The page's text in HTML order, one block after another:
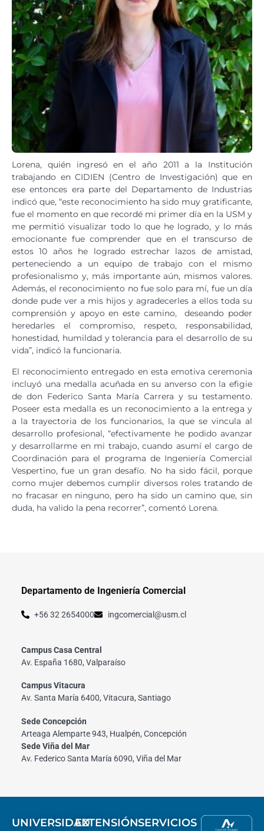
Lorena, quién ingresó en el año 2011 a la Institución
trabajando en CIDIEN (Centro de Investigación) que en
ese entonces era parte del Departamento de Industrias
indicó que, “este reconocimiento ha sido muy gratificante,
fue el momento en que recordé mi primer día en la USM y
me permitió visualizar todo lo que he logrado, y lo más
emocionante fue comprender que en el transcurso de
estos 10 años he logrado estrechar lazos de amistad,
perteneciendo a un equipo de trabajo con el mismo
profesionalismo y, más importante aún, mismos valores.
Además, el reconocimiento no fue solo para mí, fue un día
donde pude ver a mis hijos y agradecerles a ellos toda su
comprensión y apoyo en este camino, deseando poder
heredarles el compromiso, respeto, responsabilidad,
honestidad, humildad y tolerancia para el desarrollo de su
vida”, indicó la funcionaria.
El reconocimiento entregado en esta emotiva ceremonia
incluyó una medalla acuñada en su anverso con la efigie
de don Federico Santa María Carrera y su testamento.
Poseer esta medalla es un reconocimiento a la entrega y
a la trayectoria de los funcionarios, la que se vincula al
desarrollo profesional, “efectivamente he podido avanzar
y desarrollarme en mi trabajo, cuando asumí el cargo de
Coordinación para el programa de Ingeniería Comercial
Vespertino, fue un gran desafío. No ha sido fácil, porque
como mujer debemos cumplir diversos roles tratando de
no fracasar en ninguno, pero ha sido un camino que, sin
duda, ha valido la pena recorrer”, comentó Lorena.
Departamento de Ingeniería Comercial
+56 32 2654000 ingcomercial@usm.cl
Campus Casa Central
Av. España 1680, Valparaíso
Campus Vitacura
Av. Santa María 6400, Vitacura, Santiago
Sede Concepción
Arteaga Alemparte 943, Hualpén, Concepción
Sede Viña del Mar
Av. Federico Santa María 6090, Viña del Mar
UNIVERSIDADEXTENSIÓNSERVICIOS